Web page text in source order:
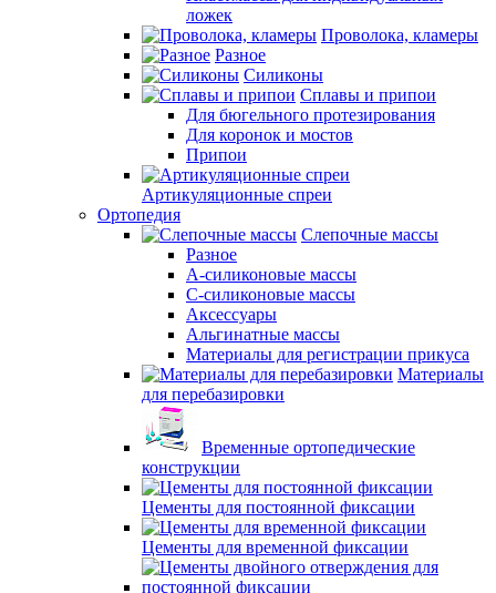
ложек
Проволока, кламеры
Разное
Силиконы
Сплавы и припои
Для бюгельного протезирования
Для коронок и мостов
Припои
Артикуляционные спреи
Ортопедия
Слепочные массы
Разное
А-силиконовые массы
С-силиконовые массы
Аксессуары
Альгинатные массы
Материалы для регистрации прикуса
Материалы
для перебазировки
Временные ортопедические
конструкции
Цементы для постоянной фиксации
Цементы для временной фиксации